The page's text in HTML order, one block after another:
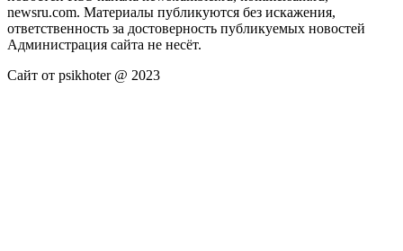
newsru.com. Материалы публикуются без искажения,
ответственность за достоверность публикуемых новостей
Администрация сайта не несёт.
Сайт от psikhoter @ 2023